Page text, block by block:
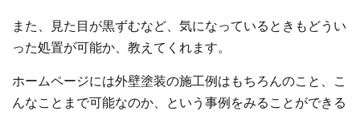
また、見た目が黒ずむなど、気になっているときもどうい
った処置が可能か、教えてくれます。
ホームページには外壁塗装の施工例はもちろんのこと、こ
んなことまで可能なのか、という事例をみることができる